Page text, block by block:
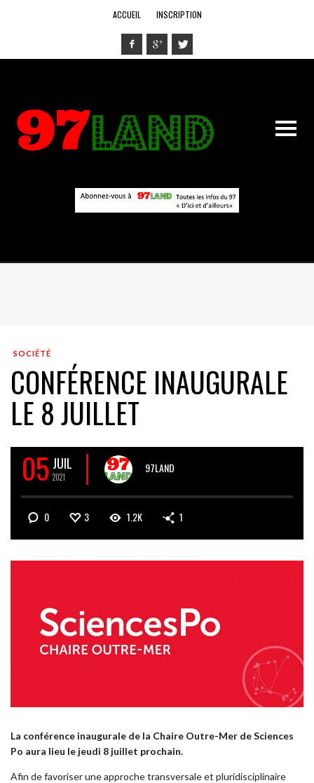
ACCUEIL INSCRIPTION
SOCIÉTÉ
CONFÉRENCE INAUGURALE
LE 8 JUILLET
05 JUIL
2021
97LAND
0 3 1.2K 1
La conférence inaugurale de la Chaire Outre-Mer de Sciences
Po aura lieu le jeudi 8 juillet prochain.
Afin de favoriser une approche transversale et pluridisciplinaire